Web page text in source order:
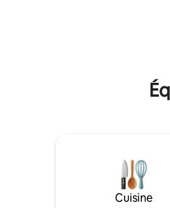
minutes ou à 20
Cuisine